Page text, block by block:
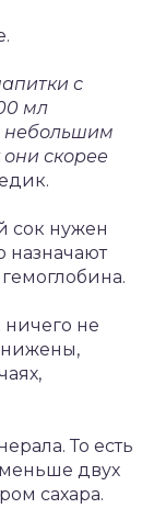
с
мл
небольшим
скорее
сок нужен
назначают
ничего не
То есть
двух
сахара.